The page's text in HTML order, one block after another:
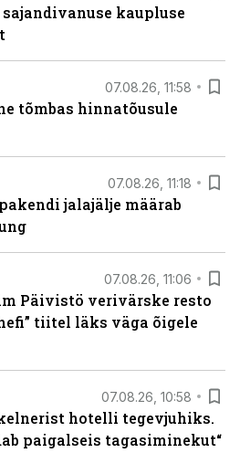
kaupluse
07.08.26, 11:58
tõmbas hinnatõusule
07.08.26, 11:18
jalajälje määrab
07.08.26, 11:06
Päivistö verivärske resto
tiitel läks väga õigele
07.08.26, 10:58
hotelli tegevjuhiks.
paigalseis tagasiminekut“